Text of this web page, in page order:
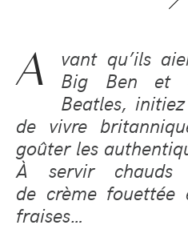
A
vant qu’ils
Big Ben et
Beatles,
de vivre
goûter les
À servir chauds
de crème
fraises…